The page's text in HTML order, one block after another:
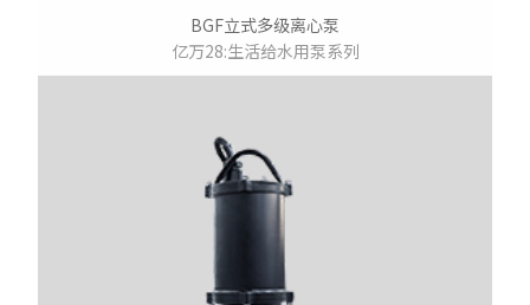
BGF立式多级离心泵
亿万28:生活给水用泵系列